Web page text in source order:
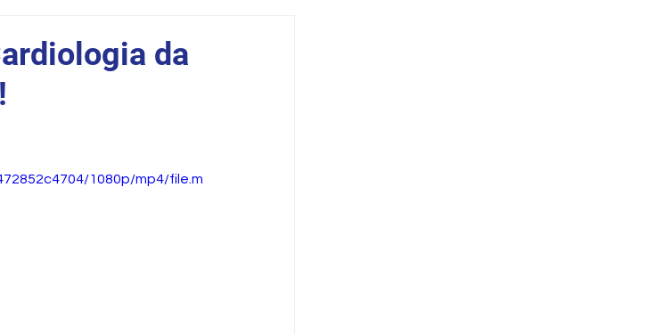
da
1080p/mp4/file.m